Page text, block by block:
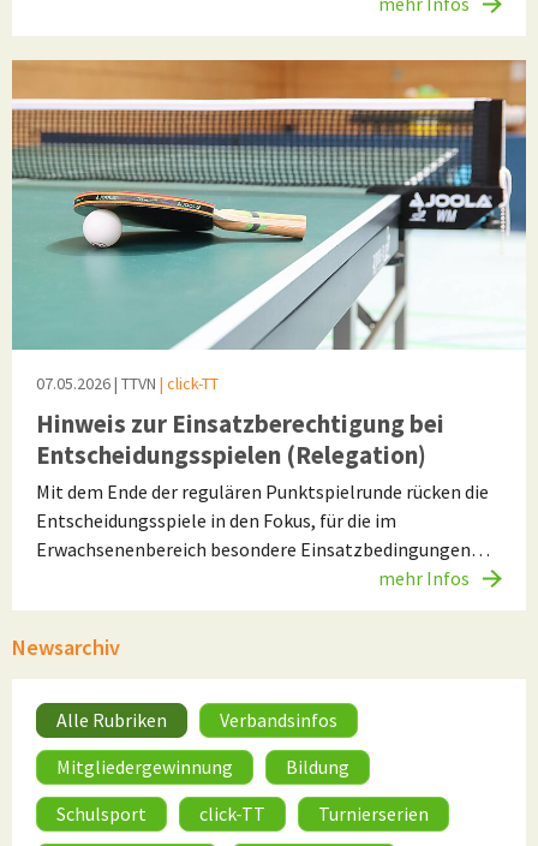
07.05.2026| TTVN | click-TT
Hinweis zur Einsatzberechtigung bei
Entscheidungsspielen (Relegation)
Mit dem Ende der regulären Punktspielrunde rücken die
Entscheidungsspiele in den Fokus, für die im
Erwachsenenbereich besondere Einsatzbedingungen…
mehr Infos
Newsarchiv
Alle Rubriken
Verbandsinfos
Mitgliedergewinnung
Bildung
Schulsport
click-TT
Turnierserien